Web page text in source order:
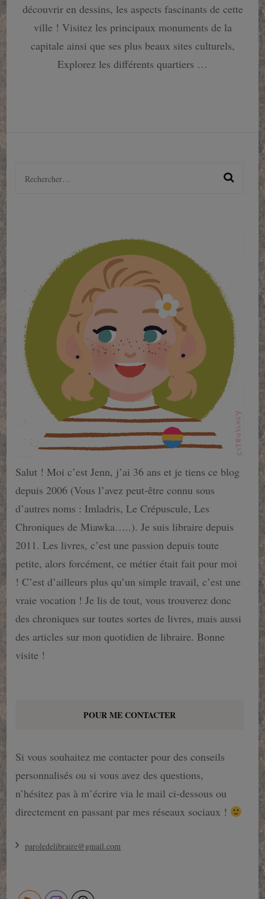
pour
découvrir
capitale
et
découvrir en dessins, les aspects fascinants de cette
ville ! Visitez les principaux monuments de la
capitale ainsi que ses plus beaux sites culturels,
Explorez les différents quartiers …
Rechercher :
Salut ! Moi c’est Jenn, j’ai 36 ans et je tiens ce blog
depuis 2006 (Vous l’avez peut-être connu sous
d’autres noms : Imladris, Le Crépuscule, Les
Chroniques de Miawka…..). Je suis libraire depuis
2011. Les livres, c’est une passion depuis toute
petite, alors forcément, ce métier était fait pour moi
! C’est d’ailleurs plus qu’un simple travail, c’est une
vraie vocation ! Je lis de tout, vous trouverez donc
des chroniques sur toutes sortes de livres, mais aussi
des articles sur mon quotidien de libraire. Bonne
visite !
POUR ME CONTACTER
Si vous souhaitez me contacter pour des conseils
personnalisés ou si vous avez des questions,
n’hésitez pas à m’écrire via le mail ci-dessous ou
directement en passant par mes réseaux sociaux !
paroledelibraire@gmail.com